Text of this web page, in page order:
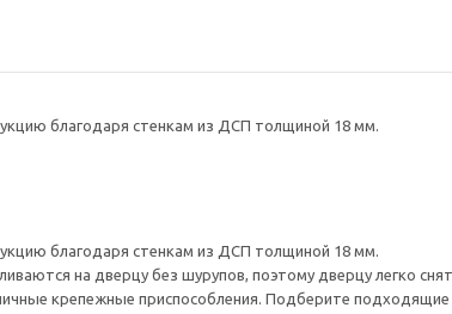
благодаря стенкам из ДСП толщиной 18 мм.
благодаря стенкам из ДСП толщиной 18 мм.
на дверцу без шурупов, поэтому дверцу легко
крепежные приспособления. Подберите